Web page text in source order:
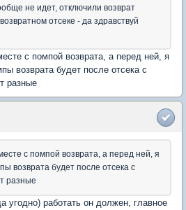
не идет, отключили возврат
отсеке - да здравствуй
с помпой возврата, а перед ней, я
возврата будет после отсека с
разные
с помпой возврата, а перед ней, я
возврата будет после отсека с
разные
угодно) работать он должен, главное